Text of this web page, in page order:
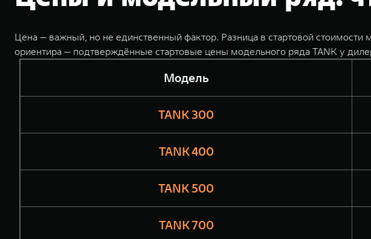
Цена — важный, но не единственный фактор. Разница в стартовой
ориентира — подтверждённые стартовые цены модельного ряда TANK у
Модель
TANK 300
TANK 400
TANK 500
TANK 700